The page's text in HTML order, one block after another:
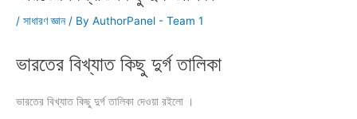
/ সাধারণ জ্ঞান/ By AuthorPanel - Team 1
ভারতের বিখ্যাত কিছু দুর্গ তালিকা
ভারতের বিখ্যাত কিছু দুর্গ তালিকা দেওয়া রইলো ।